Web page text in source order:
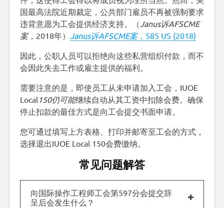
国最高法院近期裁定，公共部门雇员不再被强制要求
违背意愿为工会提供经济支持。（Janus诉AFSCME
案， 2018年） Janus诉AFSCME案， 585 US (2018)
因此，公职人员可以拒绝向这些私营组织付款，而不
会因此失去工作或雇主提供的福利。
需要注意的是，即使员工从未申请加入工会，IUOE
Local 150仍可能继续自动从其工资中扣除会费。确保
停止扣款的最佳方式是向工会提交书面申请。
您可通过填写上方表格、打印并邮寄至工会的方式，
选择退出IUOE Local 150会费缴纳。
常见问题解答
向国际操作工程师工会第597分会提交辞
呈后会发生什么？